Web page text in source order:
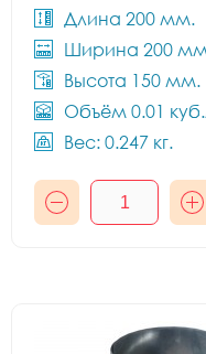
Длина 200 мм.
Ширина 200
Высота 150 мм.
Объём 0.01
Вес: 0.247 кг.